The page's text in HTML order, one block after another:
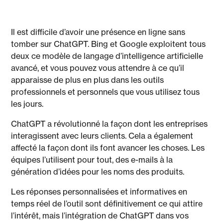
Il est difficile d’avoir une présence en ligne sans
tomber sur ChatGPT. Bing et Google exploitent tous
deux ce modèle de langage d’intelligence artificielle
avancé, et vous pouvez vous attendre à ce qu’il
apparaisse de plus en plus dans les outils
professionnels et personnels que vous utilisez tous
les jours.
ChatGPT a révolutionné la façon dont les entreprises
interagissent avec leurs clients. Cela a également
affecté la façon dont ils font avancer les choses. Les
équipes l’utilisent pour tout, des e-mails à la
génération d’idées pour les noms des produits.
Les réponses personnalisées et informatives en
temps réel de l’outil sont définitivement ce qui attire
l’intérêt, mais l’intégration de ChatGPT dans vos